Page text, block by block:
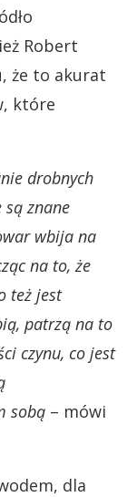
Robert
że to akurat
które
drobnych
są znane
wbija na
na to, że
też jest
patrzą na to
czynu, co jest
sobą – mówi
dla